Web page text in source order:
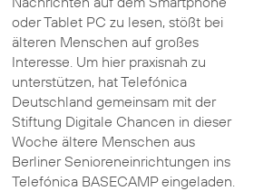
oder Tablet PC zu lesen, stößt bei
älteren Menschen auf großes
Interesse. Um hier praxisnah zu
unterstützen, hat Telefónica
Deutschland gemeinsam mit der
Stiftung Digitale Chancen in dieser
Woche ältere Menschen aus
Berliner Senioreneinrichtungen ins
Telefónica BASECAMP eingeladen.